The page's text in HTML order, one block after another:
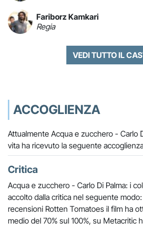
Fariborz Kamkari
Regia
VEDI TUTTO IL
ACCOGLIENZA
Attualmente Acqua e zucchero - Carlo
vita ha ricevuto la seguente
Critica
Acqua e zucchero - Carlo Di Palma: i
accolto dalla critica nel seguente
recensioni Rotten Tomatoes il film ha
medio del 70% sul 100%, su Metacritic